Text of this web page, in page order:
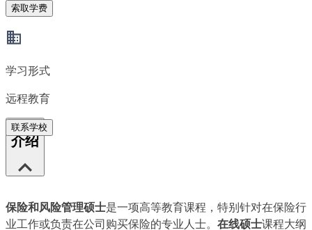
索取学费
学习形式
远程教育
联系学校
介绍
保险和风险管理硕士是一项高等教育课程，特别针对在保险行
业工作或负责在公司购买保险的专业人士。 在线硕士课程大纲